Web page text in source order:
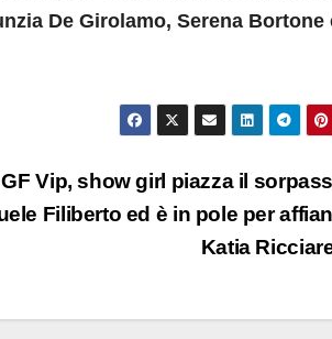
De Girolamo, Serena Bortone
GF Vip, show girl piazza il
Filiberto ed è in pole per
Katia